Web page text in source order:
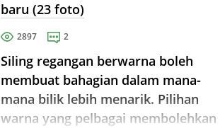
baru (23 foto)
2897 2
Siling regangan berwarna boleh
membuat bahagian dalam mana-
mana bilik lebih menarik. Pilihan
warna yang pelbagai membolehkan